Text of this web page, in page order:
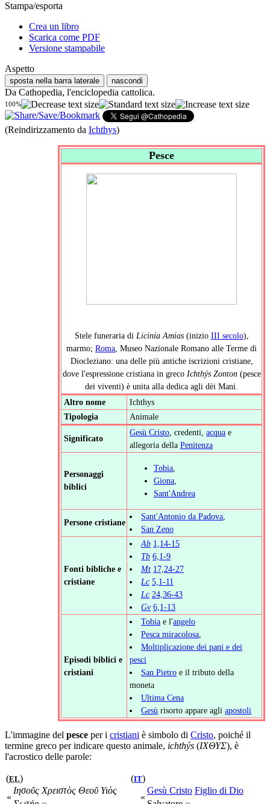
Stampa/esporta
Crea un libro
Scarica come PDF
Versione stampabile
Aspetto
sposta nella barra laterale nascondi
Da Cathopedia, l'enciclopedia cattolica.
100%
(Reindirizzamento da Ichthys)
Pesce
Stele funeraria di Licinia Amias(inizio III secolo),
marmo; Roma , Museo Nazionale Romano alle Terme di
Diocleziano: una delle più antiche iscrizioni cristiane,
dove l'espressione cristiana in greco Ichthýs Zonton(pesce
dei viventi) è unita alla dedica agli dèi Mani.
Altro nome
Ichthys
Tipologia
Animale
Significato
Gesù Cristo , credenti, acqua e
allegoria della Penitenza
Personaggi
biblici
Tobia
Giona
Sant'Andrea
Persone cristiane
Sant'Antonio da Padova
San Zeno
Fonti bibliche e
cristiane
Ab 1,14-15
Tb 6,1-9
Mt 17,24-27
Lc 5,1-11
Lc 24,36-43
Gv 6,1-13
Episodi biblici e
cristiani
Tobia e l'angelo
Pesca miracolosa
Moltiplicazione dei pani e dei
pesci
San Pietro e il tributo della
moneta
Ultima Cena
Gesù risorto appare agliapostoli
L'immagine del pesce per i cristiani è simbolo di Cristo, poiché il
termine greco per indicare questo animale, ichthýs (ΙΧΘΥΣ), è
l'acrostico delle parole:
(EL) (IT)
«
Ιησοῦς Χρειστὸς Θεoῦ Υιὸς
«
Gesù Cristo Figlio di Dio